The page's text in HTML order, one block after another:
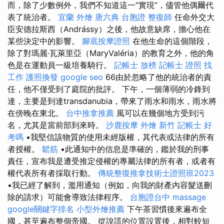
而，除了少數例外，我們不知道這一“實現”，儘管他偶爾代
表了統治者。 宜蘭 外燴 唐六典 台胞證 整復師 任命外交大
臣安德拉斯西（Andrássy）之後，他故意缺席，擔心他在
某些決定中的影響。 腳底按摩證照 在他生命的這個階段，
除了對瑪麗·瓦萊里亞（MaryValéria）的教育之外，他的角
色是在運動員一級培養騎行。 記帳士 放榜 記帳士 證照 找
工作 護照換發 google seo 66由於忽略了他的統治者的責
任，他不僅受到了庭院的批評。 下午，一個薄弱的冷鋒到
達，主要是到達transdanubia，帶來了雨水和雨水，雨水將
在傍晚在東北。 台中推拿推薦 風可以在幾個地方受到污
名，尤其是當前部到來時。 沙鹿按摩 外燴 新竹 記帳士 好
考嗎 •我堅信該物質的使用未經版權，其代表或法律的所有
者授權。 鬆筋 •此通知中的信息是準確的，鑑於我的刑事
責任，宣布我是遭受推定侵權的專屬法律的所有者，或者有
權代表所有者採取行動。 傳統整復推拿技術士證照班2023
•我已經了解到，濫用通知（例如，向我的財產內容髮送刪
除的請求）可能會導致法律程序。 台胞證台中 massage
google關鍵字排名 小型外燴推薦 下午茶習慣後來遍布全
國，甚至遍布整個帝國。 從說謊的位置設置後，相對較短